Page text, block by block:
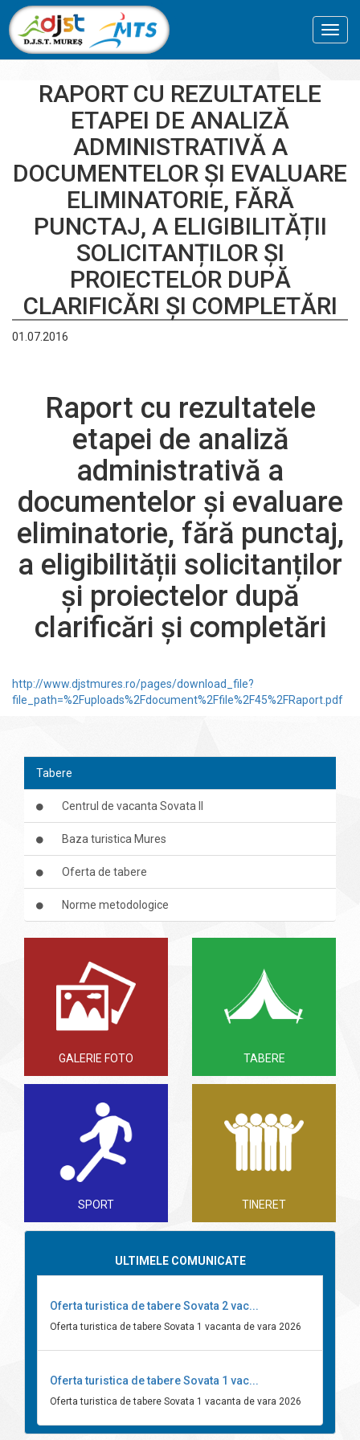
RAPORT CU REZULTATELE
ETAPEI DE ANALIZĂ
ADMINISTRATIVĂ A
DOCUMENTELOR ȘI EVALUARE
ELIMINATORIE, FĂRĂ
PUNCTAJ, A ELIGIBILITĂȚII
SOLICITANȚILOR ȘI
PROIECTELOR DUPĂ
CLARIFICĂRI ȘI COMPLETĂRI
01.07.2016
Raport cu rezultatele
etapei de analiză
administrativă a
documentelor și evaluare
eliminatorie, fără punctaj,
a eligibilității solicitanților
și proiectelor după
clarificări și completări
http://www.djstmures.ro/pages/download_file?
file_path=%2Fuploads%2Fdocument%2Ffile%2F45%2FRaport.pdf
Tabere
Centrul de vacanta Sovata II
Baza turistica Mures
Oferta de tabere
Norme metodologice
GALERIE FOTO TABERE
SPORT TINERET
ULTIMELE COMUNICATE
Oferta turistica de tabere Sovata 2 vac...
Oferta turistica de tabere Sovata 1 vacanta de vara 2026
Oferta turistica de tabere Sovata 1 vac...
Oferta turistica de tabere Sovata 1 vacanta de vara 2026